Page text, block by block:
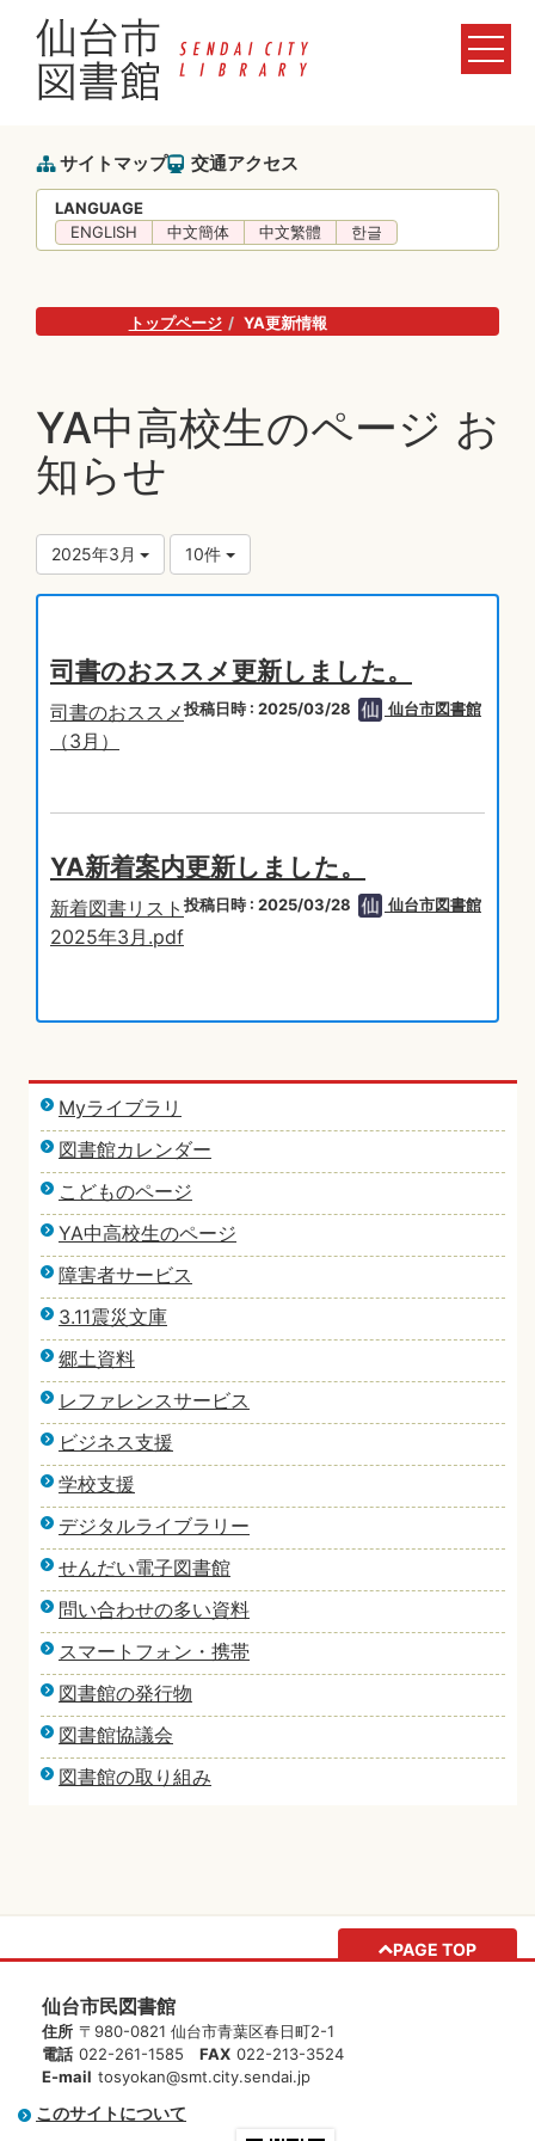
サイトマップ 交通アクセス
LANGUAGE
ENGLISH
中文簡体 中文繁體 한글
トップページ YA更新情報
YA中高校生のページ お
知らせ
2025年3月 10件
司書のおススメ更新しました。
投稿日時 : 2025/03/28 仙台市図書館
司書のおススメ
（3月）
YA新着案内更新しました。
投稿日時 : 2025/03/28 仙台市図書館
新着図書リスト
2025年3月.pdf
Myライブラリ
図書館カレンダー
こどものページ
YA中高校生のページ
障害者サービス
3.11震災文庫
郷土資料
レファレンスサービス
ビジネス支援
学校支援
デジタルライブラリー
せんだい電子図書館
問い合わせの多い資料
スマートフォン・携帯
図書館の発行物
図書館協議会
図書館の取り組み
PAGE TOP
仙台市民図書館
住所 〒980-0821 仙台市青葉区春日町2-1
電話 022-261-1585 FAX 022-213-3524
E-mail tosyokan@smt.city.sendai.jp
このサイトについて